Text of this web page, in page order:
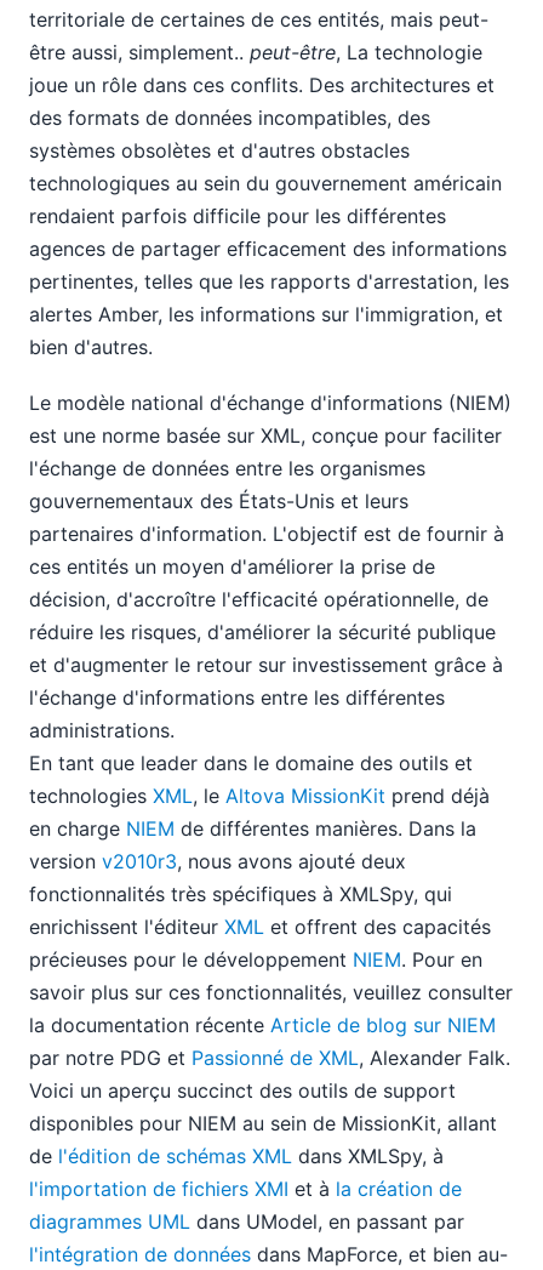
territoriale de certaines de ces entités, mais peut-
être aussi, simplement.. peut-être, La technologie
joue un rôle dans ces conflits. Des architectures et
des formats de données incompatibles, des
systèmes obsolètes et d'autres obstacles
technologiques au sein du gouvernement américain
rendaient parfois difficile pour les différentes
agences de partager efficacement des informations
pertinentes, telles que les rapports d'arrestation, les
alertes Amber, les informations sur l'immigration, et
bien d'autres.
Le modèle national d'échange d'informations (NIEM)
est une norme basée sur XML, conçue pour faciliter
l'échange de données entre les organismes
gouvernementaux des États-Unis et leurs
partenaires d'information. L'objectif est de fournir à
ces entités un moyen d'améliorer la prise de
décision, d'accroître l'efficacité opérationnelle, de
réduire les risques, d'améliorer la sécurité publique
et d'augmenter le retour sur investissement grâce à
l'échange d'informations entre les différentes
administrations.
En tant que leader dans le domaine des outils et
technologies XML, le Altova MissionKit prend déjà
en charge NIEM de différentes manières. Dans la
version v2010r3, nous avons ajouté deux
fonctionnalités très spécifiques à XMLSpy, qui
enrichissent l'éditeur XML et offrent des capacités
précieuses pour le développement NIEM. Pour en
savoir plus sur ces fonctionnalités, veuillez consulter
la documentation récente Article de blog sur NIEM
par notre PDG et Passionné de XML, Alexander Falk.
Voici un aperçu succinct des outils de support
disponibles pour NIEM au sein de MissionKit, allant
de l'édition de schémas XML dans XMLSpy, à
l'importation de fichiers XMI et à la création de
diagrammes UML dans UModel, en passant par
l'intégration de données dans MapForce, et bien au-